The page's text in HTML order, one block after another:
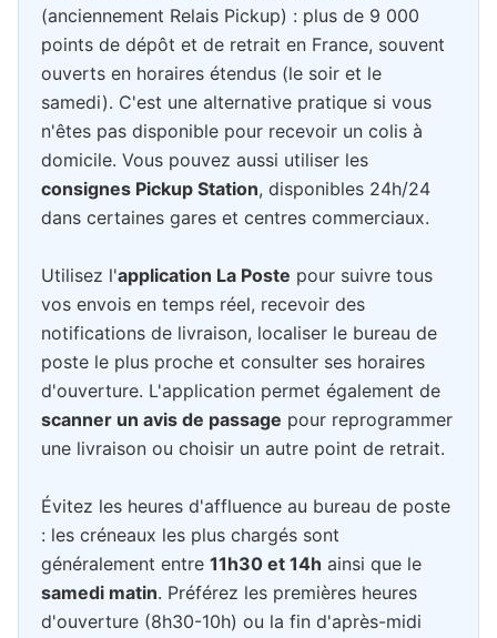
(anciennement Relais Pickup) : plus de 9 000
points de dépôt et de retrait en France, souvent
ouverts en horaires étendus (le soir et le
samedi). C'est une alternative pratique si vous
n'êtes pas disponible pour recevoir un colis à
domicile. Vous pouvez aussi utiliser les
consignes Pickup Station, disponibles 24h/24
dans certaines gares et centres commerciaux.
Utilisez l'application La Poste pour suivre tous
vos envois en temps réel, recevoir des
notifications de livraison, localiser le bureau de
poste le plus proche et consulter ses horaires
d'ouverture. L'application permet également de
scanner un avis de passage pour reprogrammer
une livraison ou choisir un autre point de retrait.
Évitez les heures d'affluence au bureau de poste
: les créneaux les plus chargés sont
généralement entre 11h30 et 14h ainsi que le
samedi matin. Préférez les premières heures
d'ouverture (8h30-10h) ou la fin d'après-midi